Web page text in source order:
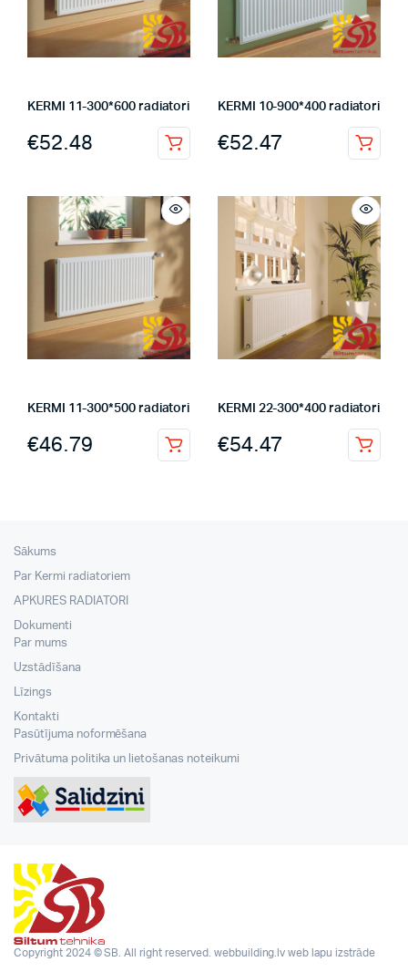
KERMI 11-300*600 radiatori
€52.48
KERMI 10-900*400 radiatori
€52.47
KERMI 11-300*500 radiatori
€46.79
KERMI 22-300*400 radiatori
€54.47
Sākums
Par Kermi radiatoriem
APKURES RADIATORI
Dokumenti
Par mums
Uzstādīšana
Līzings
Kontakti
Pasūtījuma noformēšana
Privātuma politika un lietošanas noteikumi
Copyright 2024 © SB. All right reserved. webbuilding.lvweb lapu izstrāde